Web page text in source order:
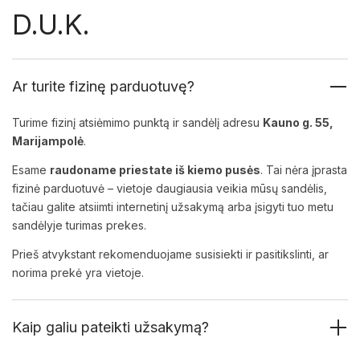
D.U.K.
Ar turite fizinę parduotuvę?
Turime fizinį atsiėmimo punktą ir sandėlį adresu Kauno g. 55,
Marijampolė.
Esame raudoname priestate iš kiemo pusės. Tai nėra įprasta
fizinė parduotuvė – vietoje daugiausia veikia mūsų sandėlis,
tačiau galite atsiimti internetinį užsakymą arba įsigyti tuo metu
sandėlyje turimas prekes.
Prieš atvykstant rekomenduojame susisiekti ir pasitikslinti, ar
norima prekė yra vietoje.
Kaip galiu pateikti užsakymą?